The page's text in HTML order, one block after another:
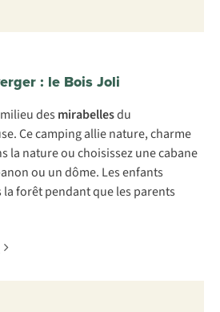
: le Bois Joli
des mirabellesdu
Ce camping allie nature, charme
la nature ou choisissez une cabane
ou un dôme. Les enfants
la forêt pendant que les parents